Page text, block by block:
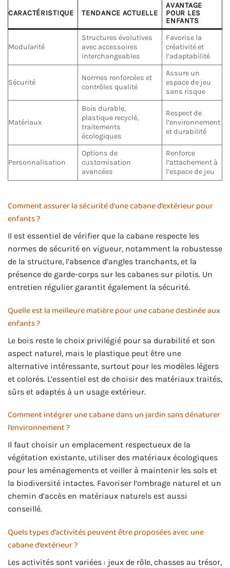
CARACTÉRISTIQUE TENDANCE ACTUELLE
AVANTAGE
POUR LES
ENFANTS
Modularité
Structures évolutives
avec accessoires
interchangeables
Favorise la
créativité et
l’adaptabilité
Sécurité
Normes renforcées et
contrôles qualité
Assure un
espace de jeu
sans risque
Matériaux
Bois durable,
plastique recyclé,
traitements
écologiques
Respect de
l’environnement
et durabilité
Personnalisation
Options de
customisation
avancées
Renforce
l’attachement à
l’espace de jeu
Comment assurer la sécurité d’une cabane d’extérieur pour
enfants ?
Il est essentiel de vérifier que la cabane respecte les
normes de sécurité en vigueur, notamment la robustesse
de la structure, l’absence d’angles tranchants, et la
présence de garde-corps sur les cabanes sur pilotis. Un
entretien régulier garantit également la sécurité.
Quelle est la meilleure matière pour une cabane destinée aux
enfants ?
Le bois reste le choix privilégié pour sa durabilité et son
aspect naturel, mais le plastique peut être une
alternative intéressante, surtout pour les modèles légers
et colorés. L’essentiel est de choisir des matériaux traités,
sûrs et adaptés à un usage extérieur.
Comment intégrer une cabane dans un jardin sans dénaturer
l’environnement ?
Il faut choisir un emplacement respectueux de la
végétation existante, utiliser des matériaux écologiques
pour les aménagements et veiller à maintenir les sols et
la biodiversité intactes. Favoriser l’ombrage naturel et un
chemin d’accès en matériaux naturels est aussi
conseillé.
Quels types d’activités peuvent être proposées avec une
cabane d’extérieur ?
Les activités sont variées : jeux de rôle, chasses au trésor,